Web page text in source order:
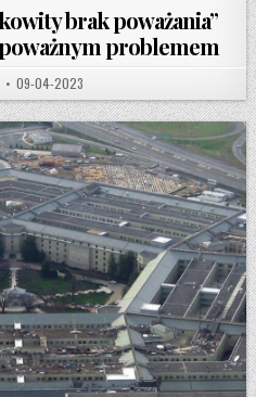
brak poważania”
problemem
PUBLISHED DATE:
09-04-2023